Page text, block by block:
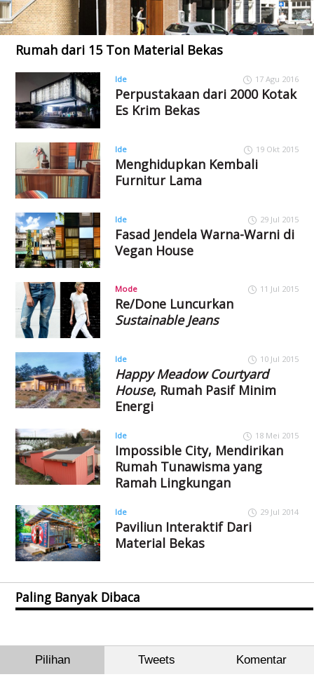
Rumah dari 15 Ton Material Bekas
Ide 17 Agu 2016
Perpustakaan dari 2000 Kotak
Es Krim Bekas
Ide 19 Okt 2015
Menghidupkan Kembali
Furnitur Lama
Ide 29 Jul 2015
Fasad Jendela Warna-Warni di
Vegan House
Mode 11 Jul 2015
Re/Done Luncurkan
Sustainable Jeans
Ide 10 Jul 2015
Happy Meadow Courtyard
House, Rumah Pasif Minim
Energi
Ide 18 Mei 2015
Impossible City, Mendirikan
Rumah Tunawisma yang
Ramah Lingkungan
Ide 29 Jul 2014
Paviliun Interaktif Dari
Material Bekas
Paling Banyak Dibaca
Pilihan Tweets Komentar